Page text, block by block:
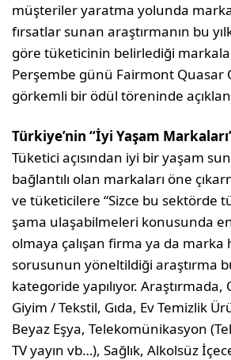
müşteriler yaratma yolunda
fırsatlar sunan araştırmanın bu
göre tüketicinin belirlediği
Perşembe günü Fairmont Quasar
görkemli bir ödül töreninde
Türkiye’nin “İyi Yaşam
Tüketici açısından iyi bir yaşam
bağlantılı olan markaları öne
ve tüketicilere “Sizce bu sektörde
şama ulaşabilmeleri konusunda en
olmaya çalışan firma ya da mar­ka
sorusunun yöneltildiği araştırma
kategoride yapılıyor.
Giyim / Tekstil, Gıda, Ev Temizlik
Beyaz Eşya, Telekomünikasyon
TV yayın vb…), Sağ­lık, Alkolsüz